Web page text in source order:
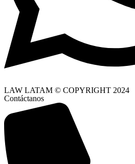
LAW LATAM © COPYRIGHT 2024
Contáctanos